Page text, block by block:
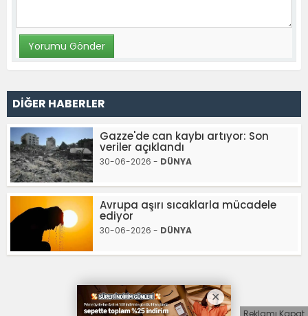
DİĞER HABERLER
Gazze'de can kaybı artıyor: Son
veriler açıklandı
30-06-2026 - DÜNYA
Avrupa aşırı sıcaklarla mücadele
ediyor
30-06-2026 - DÜNYA
Reklamı Kapat